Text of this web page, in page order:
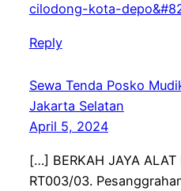
cilodong-kota-
Reply
Sewa Tenda Posko
Jakarta Selatan
April 5, 2024
[…] BERKAH JAYA ALAT
RT003/03.